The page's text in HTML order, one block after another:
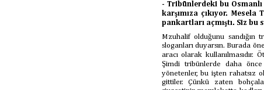
- Tribünlerdeki bu
karşımıza çıkıyor.
pankartları açmıştı. Siz
Mzuhalif olduğunu sandığın
sloganları duyarsın. Burada
aracı olarak kullanılmasıdır.
Şimdi tribünlerde daha
yönetenler, bu işten rahatsız
gittiler. Çünkü zaten